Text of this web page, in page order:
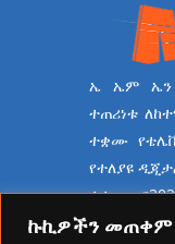
ኩኪዎችን መጠቀም
ኤ ኤም ኤን
ተጠሪነቱ
ተቋሙ
የተለያዩ
ተቋሙ
የመሆን